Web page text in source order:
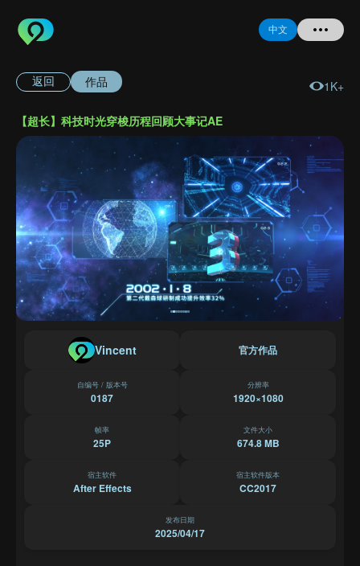
中文
登录
注册
忘记密码
返回 作品 1K+
【超长】科技时光穿梭历程回顾大事记AE
Vincent 官方作品
自编号 / 版本号
0187
分辨率
1920×1080
帧率
25P
文件大小
674.8 MB
宿主软件
After Effects
宿主软件版本
CC2017
发布日期
2025/04/17